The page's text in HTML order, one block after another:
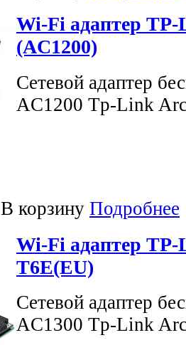
Wi-Fi адаптер
(AC1200)
Сетевой адаптер
AC1200 Tp-Link
В корзину Подробнее
Wi-Fi адаптер
T6E(EU)
Сетевой адаптер
AC1300 Tp-Link